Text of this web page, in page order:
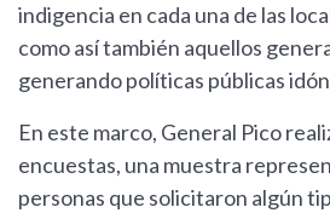
indigencia en cada una de las
como así también aquellos
generando políticas públicas
En este marco, General Pico
encuestas, una muestra
personas que solicitaron algún